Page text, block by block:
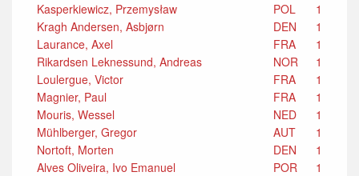
Kasperkiewicz, Przemysław
POL
1
Kragh Andersen, Asbjørn
DEN
1
Laurance, Axel
FRA
1
Rikardsen Leknessund, Andreas
NOR
1
Loulergue, Victor
FRA
1
Magnier, Paul
FRA
1
Mouris, Wessel
NED
1
Mühlberger, Gregor
AUT
1
Nortoft, Morten
DEN
1
Alves Oliveira, Ivo Emanuel
POR
1